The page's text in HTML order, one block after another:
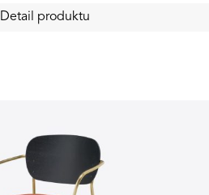
Detail produktu